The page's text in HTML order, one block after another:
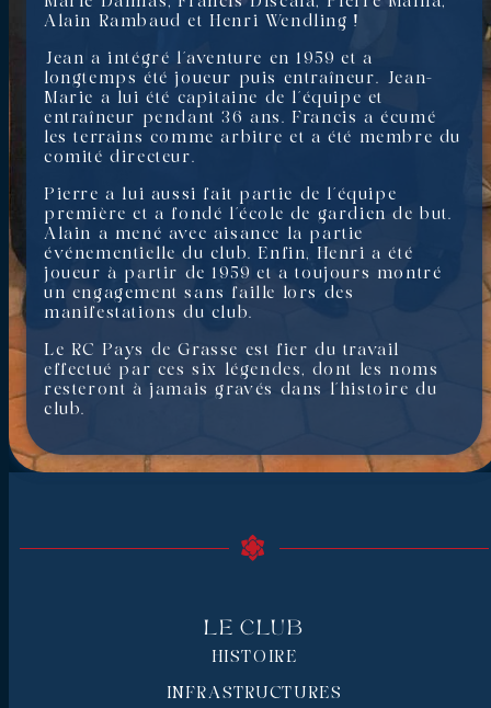
Alain Rambaud et Henri Wendling !
Jean a intégré l’aventure en 1959 et a
longtemps été joueur puis entraîneur. Jean-
Marie a lui été capitaine de l’équipe et
entraîneur pendant 36 ans. Francis a écumé
les terrains comme arbitre et a été membre du
comité directeur.
Pierre a lui aussi fait partie de l’équipe
première et a fondé l’école de gardien de but.
Alain a mené avec aisance la partie
événementielle du club. Enfin, Henri a été
joueur à partir de 1959 et a toujours montré
un engagement sans faille lors des
manifestations du club.
Le RC Pays de Grasse est fier du travail
effectué par ces six légendes, dont les noms
resteront à jamais gravés dans l’histoire du
club.
Le Club
HISTOIRE
INFRASTRUCTURES